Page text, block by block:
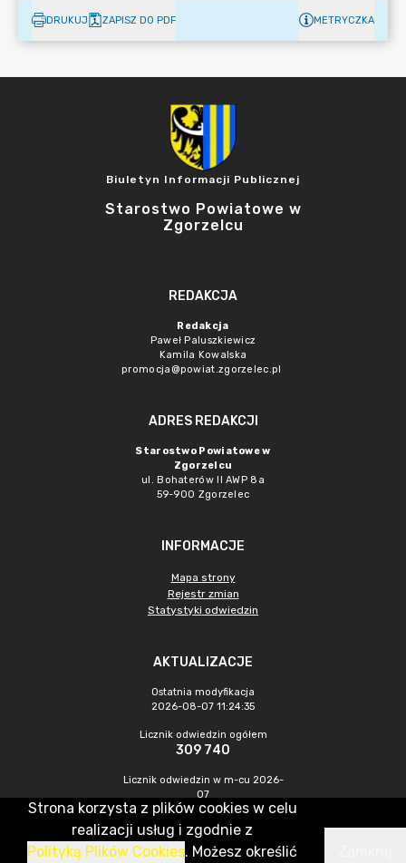
DRUKUJ ZAPISZ DO PDF METRYCZKA
Biuletyn Informacji Publicznej
Starostwo Powiatowe w
Zgorzelcu
REDAKCJA
Redakcja
Paweł Paluszkiewicz
Kamila Kowalska
promocja@powiat.zgorzelec.pl
ADRES REDAKCJI
Starostwo Powiatowe w
Zgorzelcu
ul. Bohaterów II AWP 8a
59-900 Zgorzelec
INFORMACJE
Mapa strony
Rejestr zmian
Statystyki odwiedzin
AKTUALIZACJE
Ostatnia modyfikacja
2026-08-07 11:24:35
Licznik odwiedzin ogółem
309 740
Licznik odwiedzin w m-cu 2026-
07
438
CMS & Hosting: Nefeni Sp. z o.o.
Strona korzysta z plików cookies w celu
realizacji usług i zgodnie z
Polityką Plików Cookies. Możesz określić